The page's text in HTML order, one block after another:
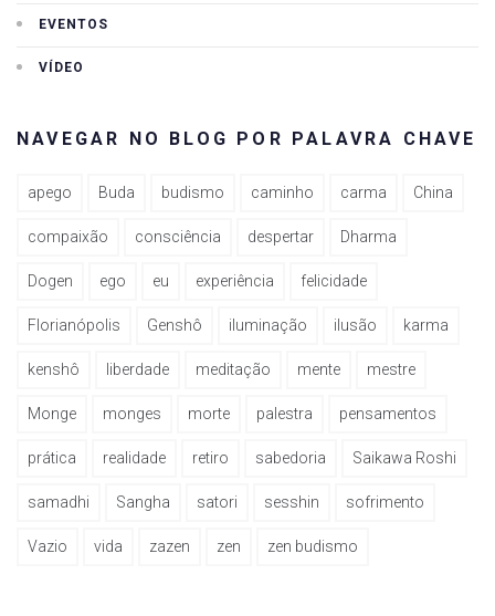
EVENTOS
VÍDEO
NAVEGAR NO BLOG POR PALAVRA CHAVE
apego Buda budismo caminho carma China
compaixão consciência despertar Dharma
Dogen ego eu experiência felicidade
Florianópolis Genshô iluminação ilusão karma
kenshô liberdade meditação mente mestre
Monge monges morte palestra pensamentos
prática realidade retiro sabedoria Saikawa Roshi
samadhi Sangha satori sesshin sofrimento
Vazio vida zazen zen zen budismo